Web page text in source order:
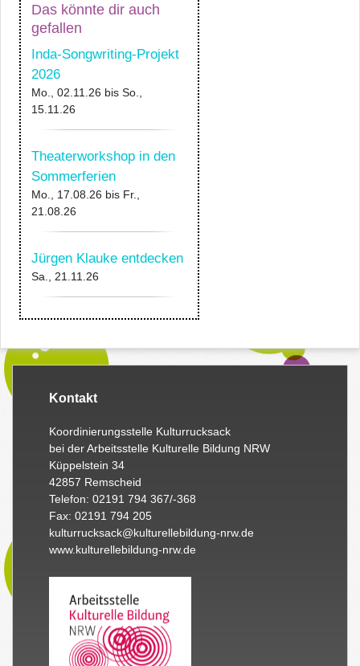
Das könnte dir auch
gefallen
Inda-Songwriting-Projekt
2026
Mo., 02.11.26 bis So.,
15.11.26
Theaterworkshop in den
Sommerferien
Mo., 17.08.26 bis Fr.,
21.08.26
Jürgen Klauke entdecken
Sa., 21.11.26
Kontakt
Koordinierungsstelle Kulturrucksack
bei der Arbeitsstelle Kulturelle Bildung NRW
Küppelstein 34
42857 Remscheid
Telefon: 02191 794 367/-368
Fax: 02191 794 205
kulturrucksack@kulturellebildung-nrw.de
www.kulturellebildung-nrw.de